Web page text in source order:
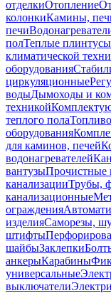
отделкиОтопление
колонкиКамины,
печи
полТеплые плинтусы
климатической
оборудования
циркуляционные
водыДымоходы и
техникой
теплого пола
оборудования
для каминов, печей
водонагревателей
вантузы
канализацииТрубы,
канализационные
ограждения
изделияСаморезы,
штифты
шайбыЗаклепки
анкерыКарабины
универсальные
выключатели